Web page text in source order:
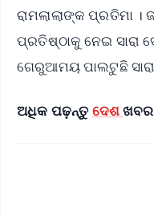
ରାମଲାଲାଙ୍କ ପ୍ରତିମା ।
ପ୍ରତିଷ୍ଠାକୁ ନେଇ ସାରା
ଗେରୁଆମୟ ପାଲଟୁଛି
ଅଧିକ ପଢ଼ନ୍ତୁ ଦେଶ